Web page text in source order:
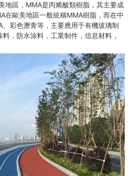
地區，MMA是丙烯酸類樹脂，其主要成
在歐美地區一般統稱MMA樹脂，而在中
彩色瀝青等，主要應用于有機玻璃制
，防水涂料，工業制件，信息材料，